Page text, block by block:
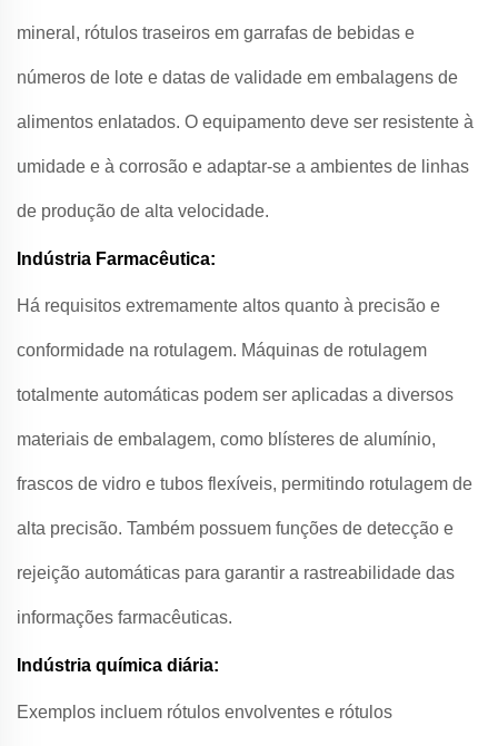
mineral, rótulos traseiros em garrafas de bebidas e
números de lote e datas de validade em embalagens de
alimentos enlatados. O equipamento deve ser resistente à
umidade e à corrosão e adaptar-se a ambientes de linhas
de produção de alta velocidade.
Indústria Farmacêutica:
Há requisitos extremamente altos quanto à precisão e
conformidade na rotulagem. Máquinas de rotulagem
totalmente automáticas podem ser aplicadas a diversos
materiais de embalagem, como blísteres de alumínio,
frascos de vidro e tubos flexíveis, permitindo rotulagem de
alta precisão. Também possuem funções de detecção e
rejeição automáticas para garantir a rastreabilidade das
informações farmacêuticas.
Indústria química diária:
Exemplos incluem rótulos envolventes e rótulos